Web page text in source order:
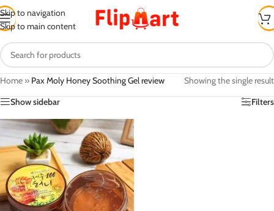
Skip to navigation
Skip to main content
Home » Pax Moly Honey Soothing Gel review
Showing the single result
Show sidebar
Filters